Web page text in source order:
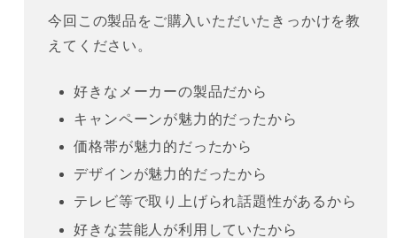
今回この製品をご購入いただいたきっかけを教
えてください。
好きなメーカーの製品だから
キャンペーンが魅力的だったから
価格帯が魅力的だったから
デザインが魅力的だったから
テレビ等で取り上げられ話題性があるから
好きな芸能人が利用していたから